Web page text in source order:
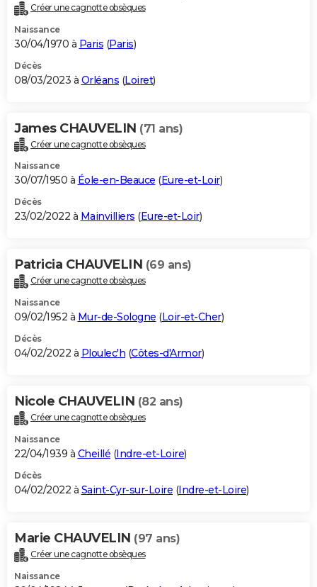
Créer une cagnotte obsèques
Naissance
30/04/1970 à Paris (Paris)
Décès
08/03/2023 à Orléans (Loiret)
James CHAUVELIN (71 ans)
Créer une cagnotte obsèques
Naissance
30/07/1950 à Éole-en-Beauce (Eure-et-Loir)
Décès
23/02/2022 à Mainvilliers (Eure-et-Loir)
Patricia CHAUVELIN (69 ans)
Créer une cagnotte obsèques
Naissance
09/02/1952 à Mur-de-Sologne (Loir-et-Cher)
Décès
04/02/2022 à Ploulec'h (Côtes-d'Armor)
Nicole CHAUVELIN (82 ans)
Créer une cagnotte obsèques
Naissance
22/04/1939 à Cheillé (Indre-et-Loire)
Décès
04/02/2022 à Saint-Cyr-sur-Loire (Indre-et-Loire)
Marie CHAUVELIN (97 ans)
Créer une cagnotte obsèques
Naissance